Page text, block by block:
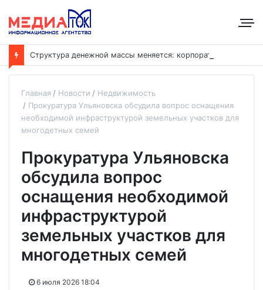
Главная Новости
Недвижимость
Прокуратура Ульяновска обсудила вопрос оснащения
необходимой инфраструктурой земельных участков для
многодетных семей
Прокуратура Ульяновска
обсудила вопрос
оснащения необходимой
инфраструктурой
земельных участков для
многодетных семей
6 июля 2026 18:04